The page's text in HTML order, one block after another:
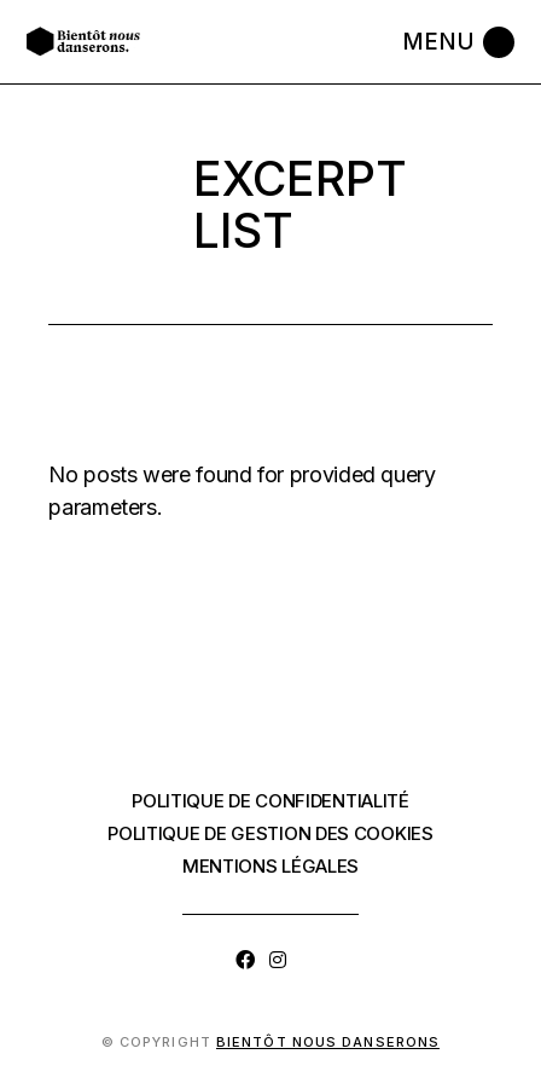
EXCERPT
LIST
No posts were found for provided query
parameters.
POLITIQUE DE CONFIDENTIALITÉ
POLITIQUE DE GESTION DES COOKIES
MENTIONS LÉGALES
© COPYRIGHT BIENTÔT NOUS DANSERONS